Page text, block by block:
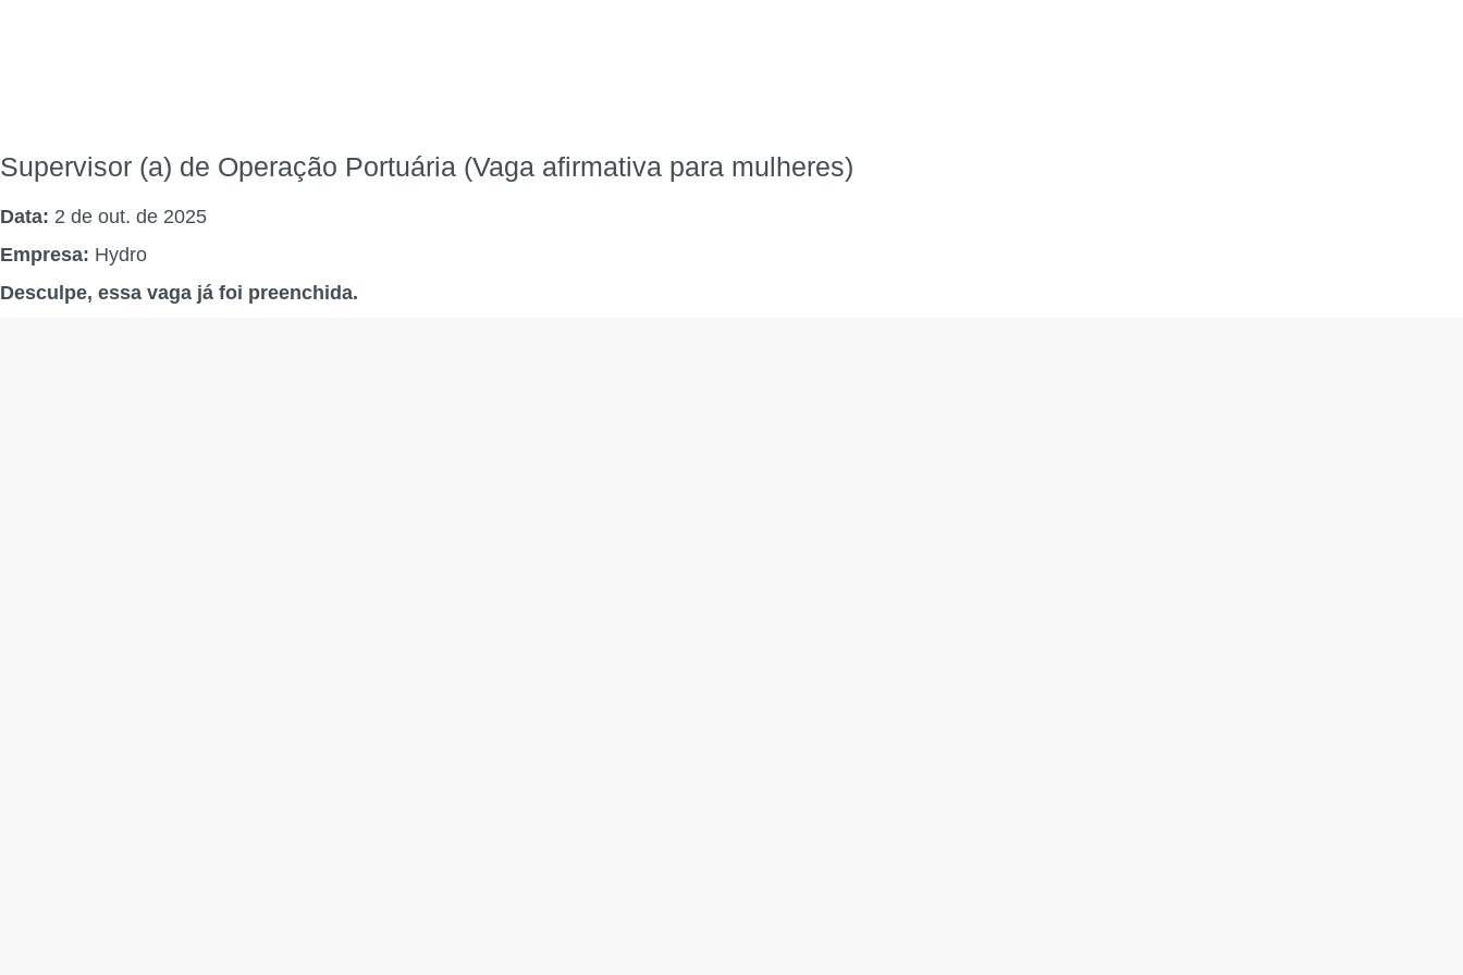
Supervisor (a) de Operação Portuária (Vaga afirmativa para mulheres)
Data: 2 de out. de 2025
Empresa: Hydro
Desculpe, essa vaga já foi preenchida.